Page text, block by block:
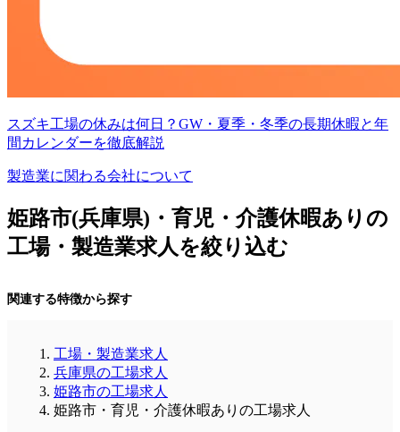
スズキ工場の休みは何日？GW・夏季・冬季の長期休暇と年
間カレンダーを徹底解説
製造業に関わる会社について
姫路市(兵庫県)・育児・介護休暇ありの
工場・製造業求人を絞り込む
関連する特徴から探す
工場・製造業求人
兵庫県の工場求人
姫路市の工場求人
姫路市・育児・介護休暇ありの工場求人